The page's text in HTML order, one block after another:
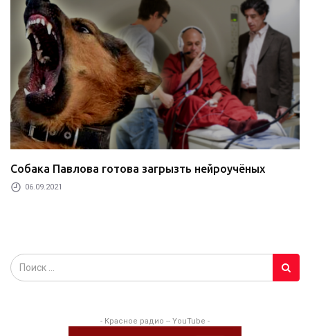
Собака Павлова готова загрызть нейроучёных
06.09.2021
- Красное радио -- YouTube -